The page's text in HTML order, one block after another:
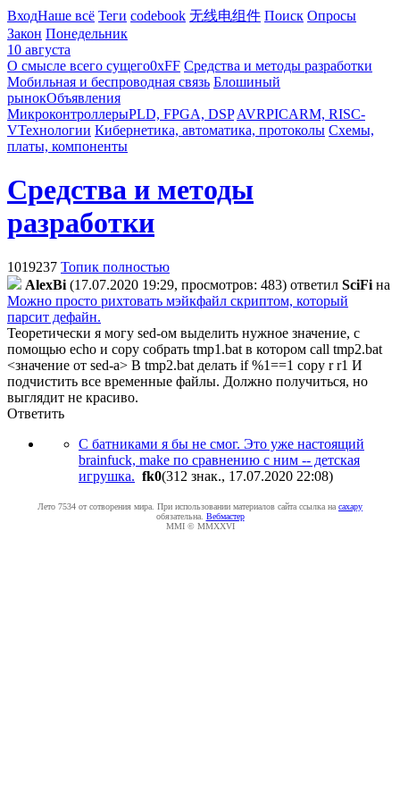
ВходНаше всё Теги codebook 无线电组件 Поиск Опросы
Закон Понедельник
10 августа
О смысле всего сущего0xFF Средства и методы разработки
Мобильная и беспроводная связь Блошиный
рынокОбъявления
МикроконтроллерыPLD, FPGA, DSP AVRPICARM, RISC-
VТехнологии Кибернетика, автоматика, протоколы Схемы,
платы, компоненты
Средства и методы
разработки
1019237 Топик полностью
AlexBi (17.07.2020 19:29, просмотров: 483) ответил SciFi на
Можно просто рихтовать мэйкфайл скриптом, который
парсит дефайн.
Теоретически я могу sed-ом выделить нужное значение, с
помощью echo и copy собрать tmp1.bat в котором call tmp2.bat
<значение от sed-а> В tmp2.bat делать if %1==1 copy r r1 И
подчистить все временные файлы. Должно получиться, но
выглядит не красиво.
Ответить
С батниками я бы не смог. Это уже настоящий
brainfuck, make по сравнению с ним -- детская
игрушка. fk0(312 знак., 17.07.2020 22:08)
Лето 7534 от сотворения мира. При использовании материалов сайта ссылка на caxapу
обязательна. Вебмастер
MMI © MMXXVI